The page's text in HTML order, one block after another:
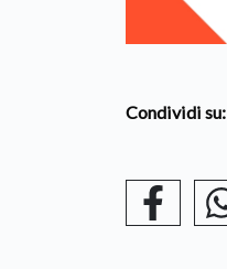
Condividi su: